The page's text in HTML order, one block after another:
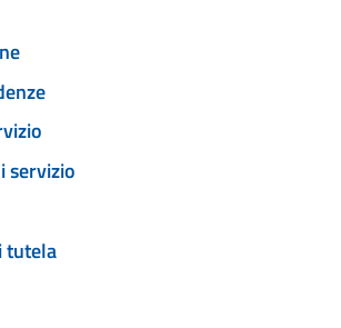
servizio
tutela